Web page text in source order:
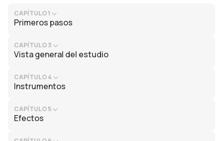
CAPÍTULO 1
Primeros pasos
CAPÍTULO 3
Vista general del estudio
CAPÍTULO 4
Instrumentos
CAPÍTULO 5
Efectos